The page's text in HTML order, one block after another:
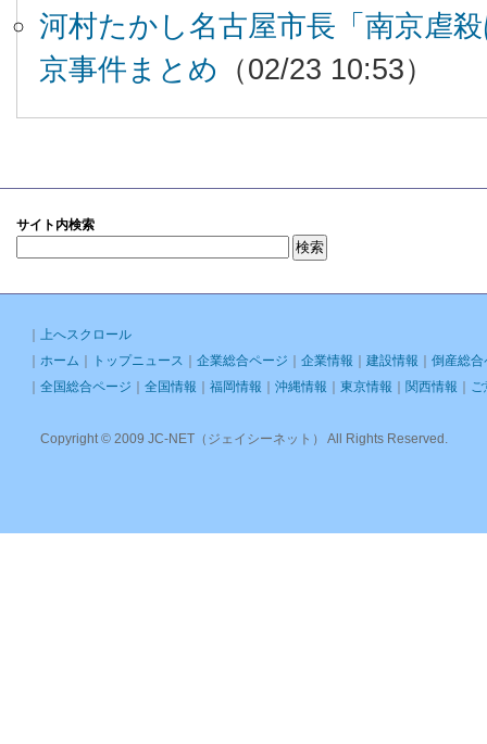
河村たかし名古屋市長「南京虐
京事件まとめ （02/23 10:53）
サイト内検索
上へスクロール
ホーム トップニュース 企業総合ページ 企業情報 建設情報
倒産総合
全国総合ページ 全国情報 福岡情報 沖縄情報 東京情報 関西情報 ご
Copyright © 2009 JC-NET（ジェイシーネット） All Rights Reserved.